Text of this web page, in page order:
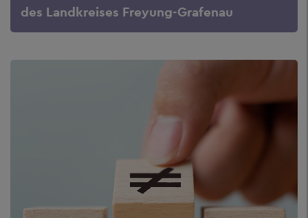
des Landkreises Freyung-Grafenau